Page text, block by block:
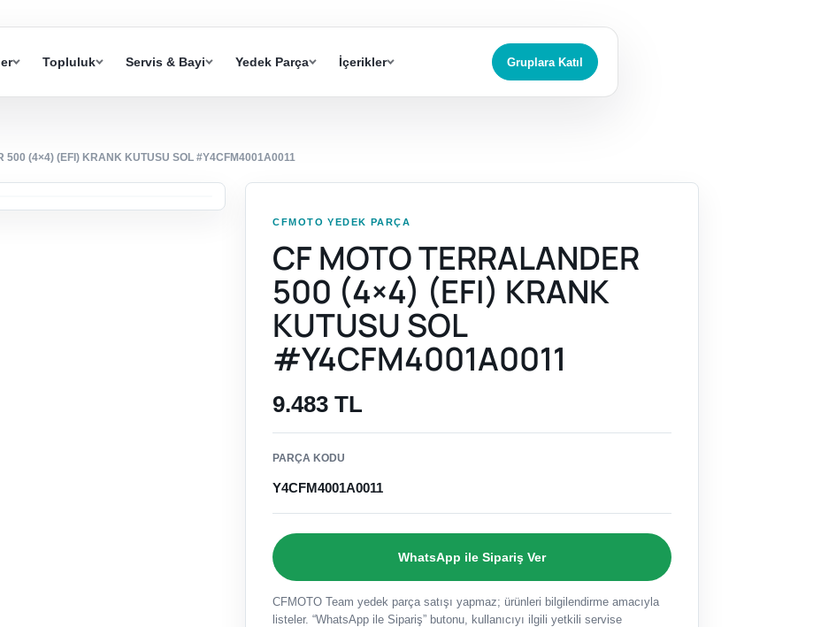
Topluluk Servis & Bayi Yedek Parça İçerikler Gruplara Katıl
500 (4×4) (EFI) KRANK KUTUSU SOL #Y4CFM4001A0011
CFMOTO YEDEK PARÇA
CF MOTO TERRALANDER
500 (4×4) (EFI) KRANK
KUTUSU SOL
#Y4CFM4001A0011
9.483 TL
PARÇA KODU
Y4CFM4001A0011
WhatsApp ile Sipariş Ver
CFMOTO Team yedek parça satışı yapmaz; ürünleri bilgilendirme amacıyla
listeler. “WhatsApp ile Sipariş” butonu, kullanıcıyı ilgili yetkili servise